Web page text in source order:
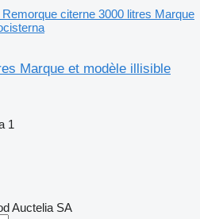
Remorque citerne 3000 litres Marque
Marque et modèle illisible
1
Auctelia SA